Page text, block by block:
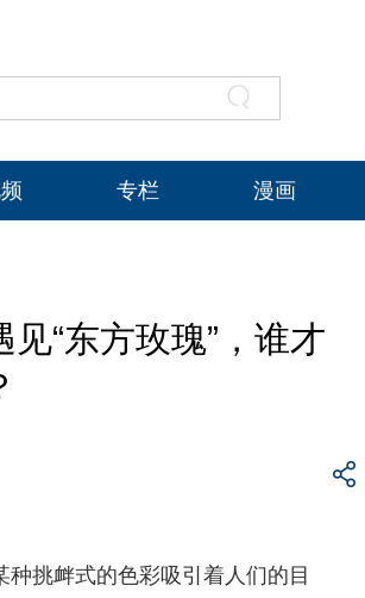
专栏 漫画
“东方玫瑰”，谁才
挑衅式的色彩吸引着人们的目